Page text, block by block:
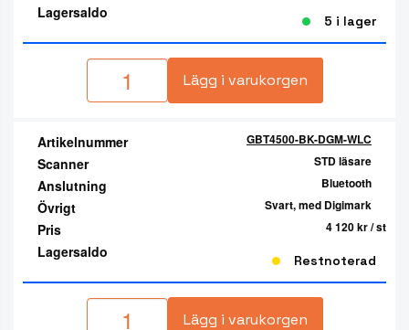
Lagersaldo 5 i lager
Lägg i varukorgen
Artikelnummer GBT4500-BK-DGM-WLC
Scanner STD läsare
Anslutning Bluetooth
Övrigt Svart, med Digimark
Pris 4 120 kr/ st
Lagersaldo Restnoterad
Lägg i varukorgen